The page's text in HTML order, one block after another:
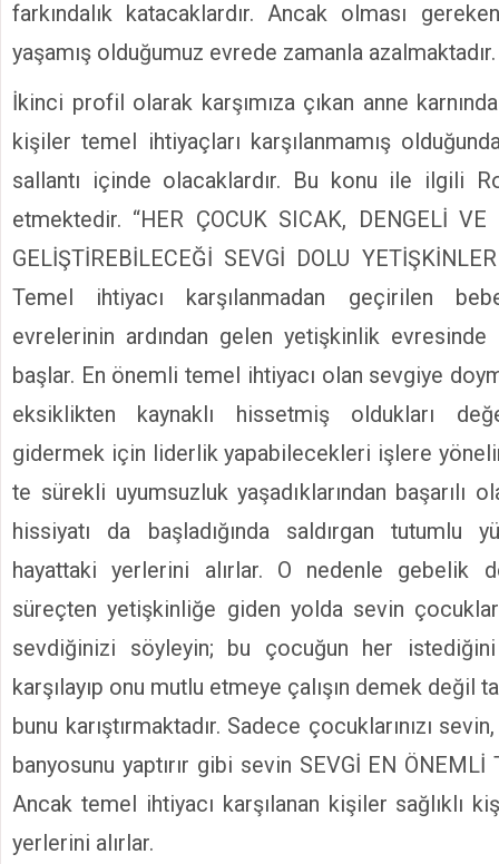
farkındalık katacaklardır. Ancak olması
yaşamış olduğumuz evrede zamanla azalmaktadır.
İkinci profil olarak karşımıza çıkan anne
kişiler temel ihtiyaçları karşılanmamış
sallantı içinde olacaklardır.
Bu konu ile ilgili
etmektedir. “HER ÇOCUK SICAK, DENGELİ VE
GELİŞTİREBİLECEĞİ SEVGİ DOLU
Temel ihtiyacı karşılanmadan geçirilen
evrelerinin ardından gelen yetişkinlik evresinde
başlar. En önemli temel ihtiyacı olan sevgiye
eksiklikten kaynaklı hissetmiş oldukları
gidermek için liderlik yapabilecekleri işlere
te sürekli uyumsuzluk yaşadıklarından başarılı
hissiyatı da başladığında saldırgan tutumlu
hayattaki yerlerini alırlar. O nedenle gebelik
süreçten yetişkinliğe giden yolda sevin
sevdiğinizi söyleyin; bu çocuğun her
karşılayıp onu mutlu etmeye çalışın demek değil
bunu karıştırmaktadır. Sadece çocuklarınızı
banyosunu yaptırır gibi sevin SEVGİ EN ÖNEMLİ
Ancak temel ihtiyacı karşılanan kişiler sağlıklı
yerlerini alırlar.